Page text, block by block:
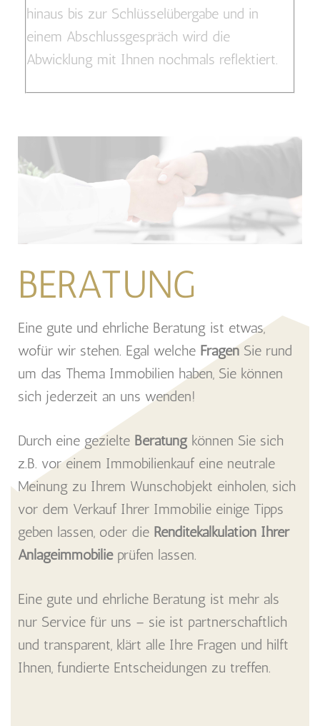
hinaus bis zur Schlüsselübergabe und in
einem Abschlussgespräch wird die
Abwicklung mit Ihnen nochmals reflektiert.
BERATUNG
Eine gute und ehrliche Beratung ist etwas,
wofür wir stehen. Egal welche Fragen Sie rund
um das Thema Immobilien haben, Sie können
sich jederzeit an uns wenden!
Durch eine gezielte Beratungkönnen Sie sich
z.B. vor einem Immobilienkauf eine neutrale
Meinung zu Ihrem Wunschobjekt einholen, sich
vor dem Verkauf Ihrer Immobilie einige Tipps
geben lassen, oder die Renditekalkulation Ihrer
Anlageimmobilie prüfen lassen.
Eine gute und ehrliche Beratung ist mehr als
nur Service für uns – sie ist partnerschaftlich
und transparent, klärt alle Ihre Fragen und hilft
Ihnen, fundierte Entscheidungen zu treffen.